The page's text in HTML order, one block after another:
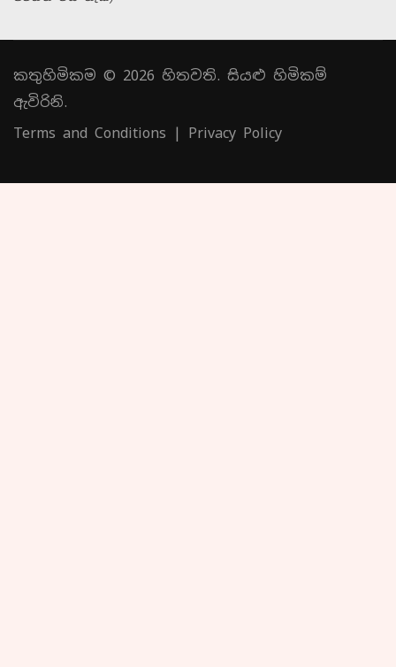
කතුහිමිකම © 2026 හිතවති. සියළු හිමිකම්
ඇවිරිනි.
Terms and Conditions | Privacy Policy